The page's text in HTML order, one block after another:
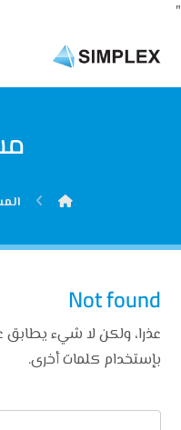
"
Not found
عذرا، ولكن لا شيء يطابق
بإستخدام كلمات أخرى.